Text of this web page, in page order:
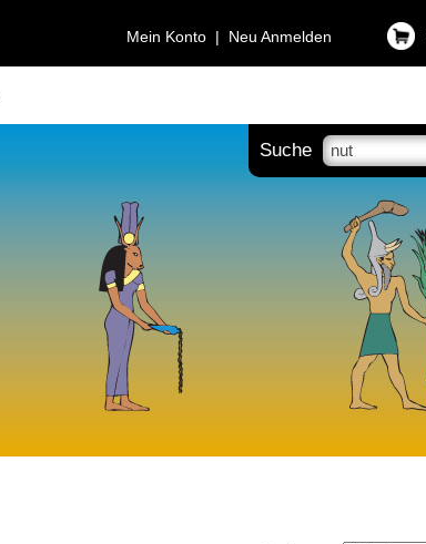
Mein Konto | Neu Anmelden
Suche